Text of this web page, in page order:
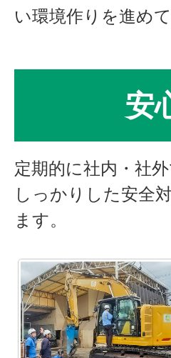
い環境作りを進め
安
定期的に社内・社
しっかりした安全
ます。